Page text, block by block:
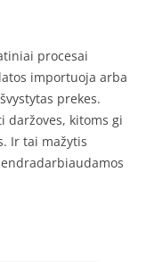
procesai
importuoja arba
prekes.
daržoves, kitoms gi
Ir tai mažytis